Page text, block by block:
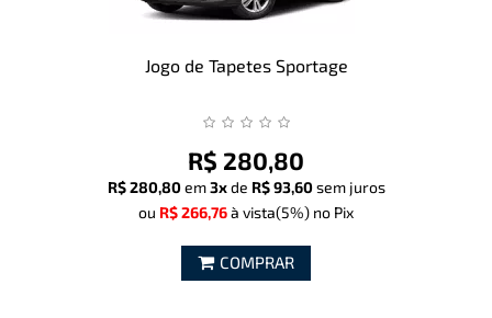
Jogo de Tapetes Sportage
R$ 280,80
R$ 280,80 em3x de R$ 93,60 sem juros
ou R$ 266,76à vista(5%) no Pix
COMPRAR